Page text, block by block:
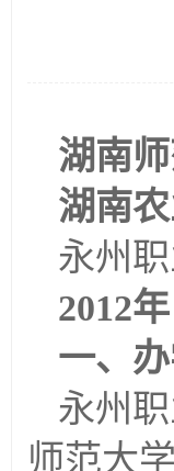
湖南
湖南
永州
2012
一、
永州
师范大